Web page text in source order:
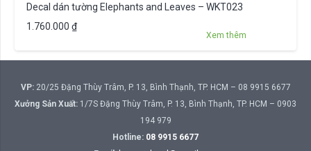
Decal dán tường Elephants and Leaves – WKT023
1.760.000 ₫
Xem thêm
VP:20/25 Đặng Thùy Trâm, P. 13, Bình Thạnh, TP. HCM – 08 9915 6677
Xưởng Sản Xuất: 1/7S Đặng Thùy Trâm, P. 13, Bình Thạnh, TP. HCM – 0903
194 979
Hotline: 08 9915 6677